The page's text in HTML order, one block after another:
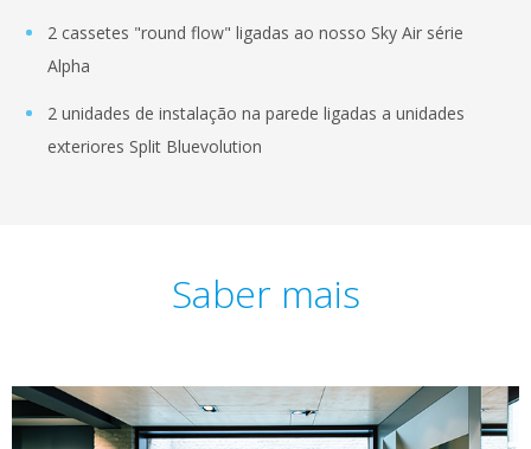
2 cassetes "round flow" ligadas ao nosso Sky Air série
Alpha
2 unidades de instalação na parede ligadas a unidades
exteriores Split Bluevolution
Saber mais